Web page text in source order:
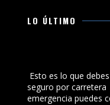
LO ÚLTIMO
Esto es lo que
seguro por
emergencia puedes